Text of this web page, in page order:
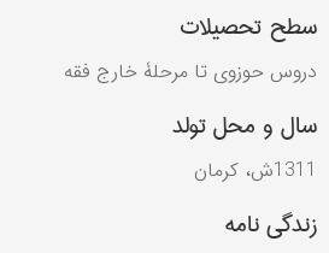
سطح تحصیلات
دروس حوزوی تا مرحلۀ خارج فقه
سال و محل تولد
1311ش، کرمان
زندگی نامه